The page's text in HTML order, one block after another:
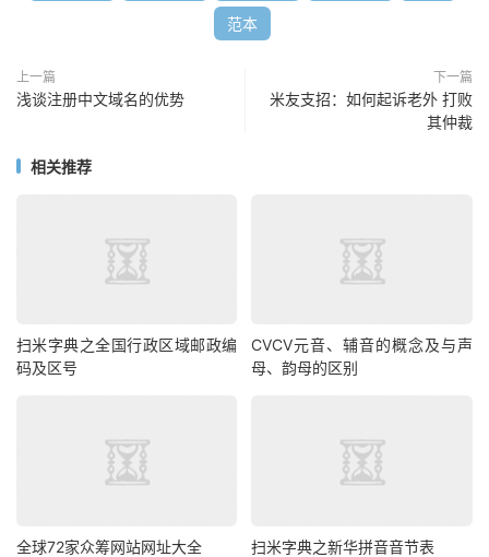
范本
上一篇
浅谈注册中文域名的优势
下一篇
米友支招：如何起诉老外 打败
其仲裁
相关推荐
扫米字典之全国行政区域邮政编
码及区号
CVCV元音、辅音的概念及与声
母、韵母的区别
全球72家众筹网站网址大全 扫米字典之新华拼音音节表